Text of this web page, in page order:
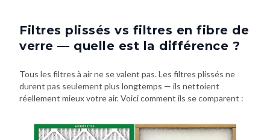
Filtres plissés vs filtres en fibre de
verre — quelle est la différence ?
Tous les filtres à air ne se valent pas. Les filtres plissés ne
durent pas seulement plus longtemps — ils nettoient
réellement mieux votre air. Voici comment ils se comparent :